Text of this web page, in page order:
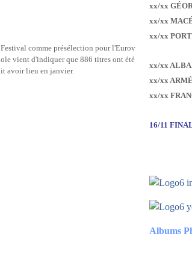
comme présélection pour l'Eurov
vient d'indiquer que 886 titres ont été
avoir lieu en janvier.
xx/xx
xx/xx
xx/xx
xx/xx
xx/xx
xx/xx
16/11
Albums